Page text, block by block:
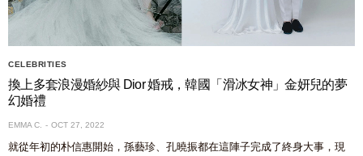
CELEBRITIES
換上多套浪漫婚紗與 Dior 婚戒，韓國「滑冰女神」金妍兒的夢
幻婚禮
EMMA C. OCT 27, 2022
就從年初的朴信惠開始，孫藝珍、孔曉振都在這陣子完成了終身大事，現